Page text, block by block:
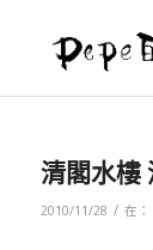
清閣水樓
2010/11/28 / 在：